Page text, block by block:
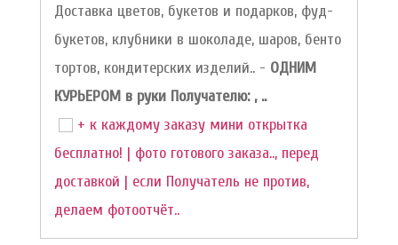
Доставка цветов, букетов и подарков, фуд-
букетов, клубники в шоколаде, шаров, бенто
тортов, кондитерских изделий.. - ОДНИМ
КУРЬЕРОМ в руки Получателю: , ..
+ к каждому заказу мини открытка
бесплатно! | фото готового заказа.., перед
доставкой | если Получатель не против,
делаем фотоотчёт..